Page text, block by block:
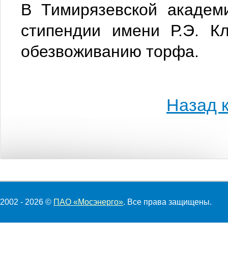
В Тимирязевской
стипендии имени Р.Э.
обезвоживанию торфа.
Назад
2002 - 2026 © ПАО «Мосэнерго». Все права защищены.